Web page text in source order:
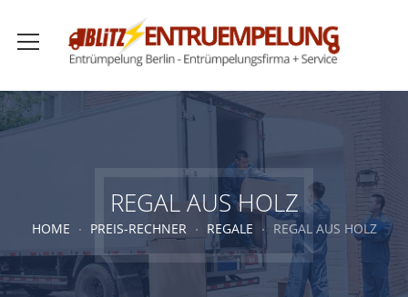
REGAL AUS HOLZ
HOME PREIS-RECHNER REGALE REGAL AUS HOLZ